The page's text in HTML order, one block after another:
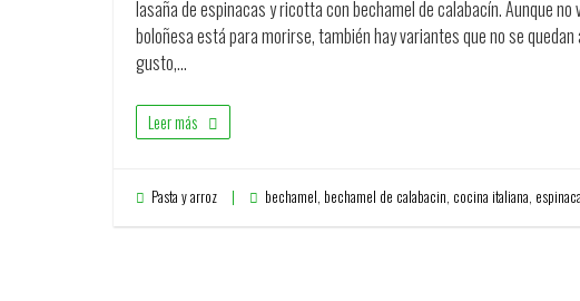
lasaña de espinacas y ricotta con bechamel de calabacín. Aunque
boloñesa está para morirse, también hay variantes que no se
gusto,…
Leer más
Pasta y arroz bechamel, bechamel de calabacin, cocina italiana,